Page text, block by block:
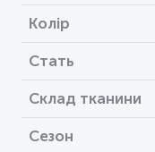
Колір
Стать
Склад тканини
Сезон